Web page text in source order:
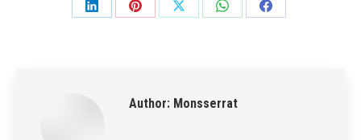
Share
Share
Share
Share
Share
Author: Monsserrat